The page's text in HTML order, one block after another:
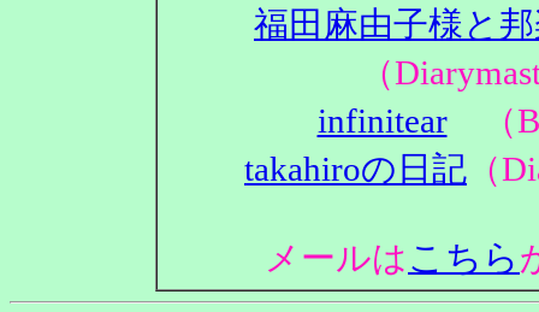
福田麻由子様と
（
infinitear（
takahiroの日記 （
メールはこちら